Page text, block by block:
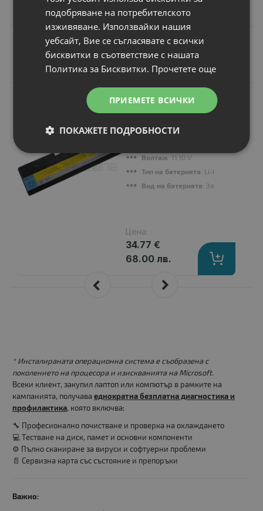
Подобни продукти
Батерия за лаптоп
Lenovo 3000 G530
Капацитет: 4400 mAh
Волтаж: 11.10 V
Тип на батерията: Li-Ion
Вид на батерията: Заместител
Цена:
34.77 €
68.00 лв.
* Инсталираната операционна система е съобразена с
поколението на процесора и изискванията на Microsoft.
Всеки клиент, закупил лаптоп или компютър в рамките на
кампанията, получава еднократна безплатна диагностика и
профилактика, която включва:
🔧 Професионално почистване и проверка на охлаждането
💻 Тестване на диск, памет и основни компоненти
⚙️ Пълно сканиране за вируси и софтуерни проблеми
📄 Сервизна карта със състояние и препоръки
Важно:
подобряване на потребителското
изживяване. Използвайки нашия
уебсайт, Вие се съгласявате с всички
бисквитки в съответствие с нашата
Политика за Бисквитки. Прочетете още
ПРИЕМЕТЕ ВСИЧКИ
ПОКАЖЕТЕ ПОДРОБНОСТИ